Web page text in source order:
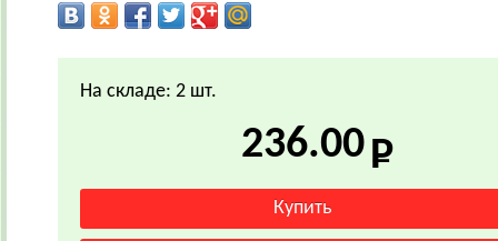
На складе: 2 шт.
236.00